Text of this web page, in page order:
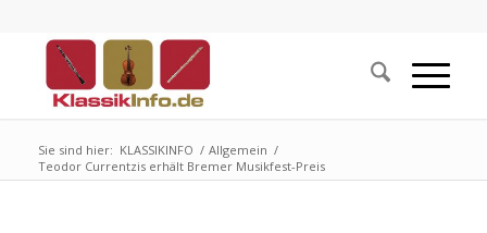
Sie sind hier: KLASSIKINFO / Allgemein /
Teodor Currentzis erhält Bremer Musikfest-Preis